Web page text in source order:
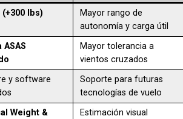
(+300 lbs)
Mayor rango de
autonomía y carga útil
ASAS
Mayor tolerancia a
vientos cruzados
y software
Soporte para futuras
tecnologías de vuelo
Weight &
Estimación visual